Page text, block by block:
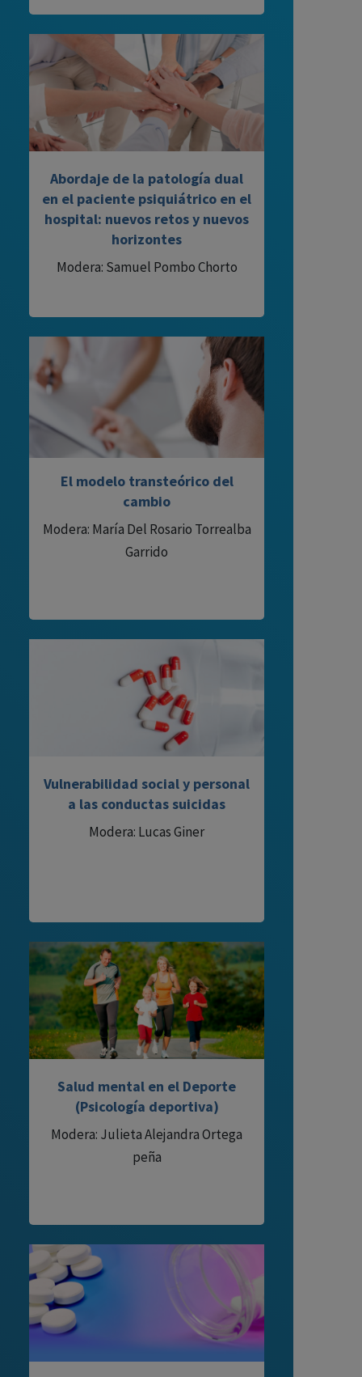
Abordaje de la patología dual
en el paciente psiquiátrico en el
hospital: nuevos retos y nuevos
horizontes
Modera: Samuel Pombo Chorto
El modelo transteórico del
cambio
Modera: María Del Rosario Torrealba
Garrido
Vulnerabilidad social y personal
a las conductas suicidas
Modera: Lucas Giner
Salud mental en el Deporte
(Psicología deportiva)
Modera: Julieta Alejandra Ortega
peña